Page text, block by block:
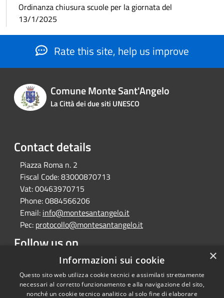
Ordinanza chiusura scuole per la giornata del
13/1/2025
Rate this site, help us improve
Comune Monte Sant'Angelo
La Città dei due siti UNESCO
Contact details
Piazza Roma n. 2
Fiscal Code:83000870713
Vat:00463970715
Phone:0884566206
Email: info@montesantangelo.it
Pec: protocollo@montesantangelo.it
Follow us on
FacebookYoutubeInstagramTelegramWhatsapp ×
Informazioni sui cookie
Questo sito web utilizza cookie tecnici e assimilati strettamente
necessari al corretto funzionamento e alla navigazione del sito,
nonché un cookie tecnico analitico al solo fine di elaborare